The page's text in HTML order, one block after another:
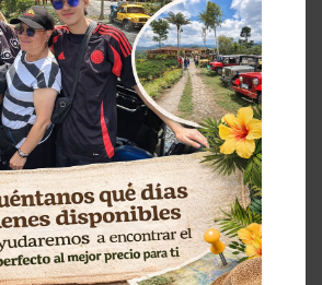
3
4
7
8
11
12
15
16
19
20
23
24
27
28
31
varios dias que tengas